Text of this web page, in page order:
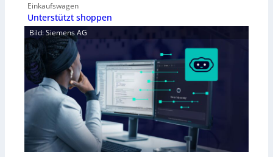
Einkaufswagen
Unterstützt shoppen
Bild: Siemens AG